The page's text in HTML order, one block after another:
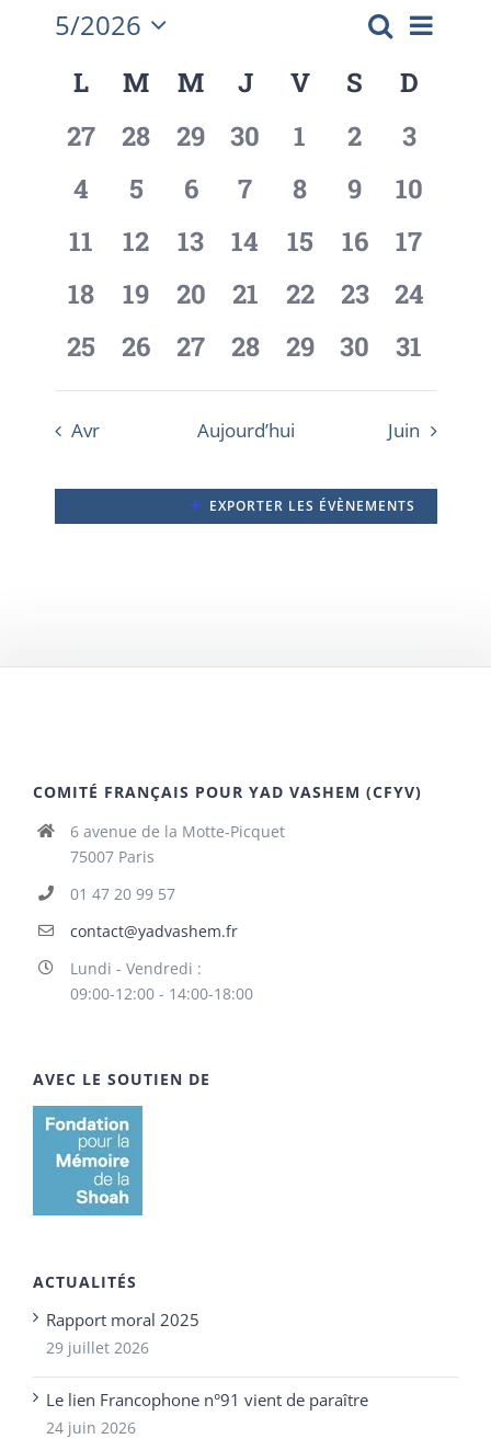
de
vues
Mois
5/2026
une
date.
Calendrier
de
Évènements
L M M J V S
D
0
évènement,
27
0
évènement,
28
0
évènement,
29
0
évènement,
30
0
évènement,
1
0
2
0
3
0
évènement,
4
0
évènement,
5
0
évènement,
6
0
évènement,
7
0
évènement,
8
0
9
0
10
0
évènement,
11
0
évènement,
12
0
évènement,
13
0
évènement,
14
0
évènement,
15
0
évènement,
16
0
17
0
évènement,
18
0
évènement,
19
0
évènement,
20
0
évènement,
21
0
évènement,
22
0
évènement,
23
0
24
0
évènement,
25
0
évènement,
26
0
évènement,
27
0
évènement,
28
0
évènement,
29
0
évènement,
30
0
31
Avr Aujourd’hui Juin
EXPORTER LES ÉVÈNEMENTS
COMITÉ FRANÇAIS POUR YAD VASHEM (CFYV)
6 avenue de la Motte-Picquet
75007 Paris
01 47 20 99 57
contact@yadvashem.fr
Lundi - Vendredi :
09:00-12:00 - 14:00-18:00
AVEC LE SOUTIEN DE
ACTUALITÉS
Rapport moral 2025
29 juillet 2026
Le lien Francophone n°91 vient de paraître
24 juin 2026